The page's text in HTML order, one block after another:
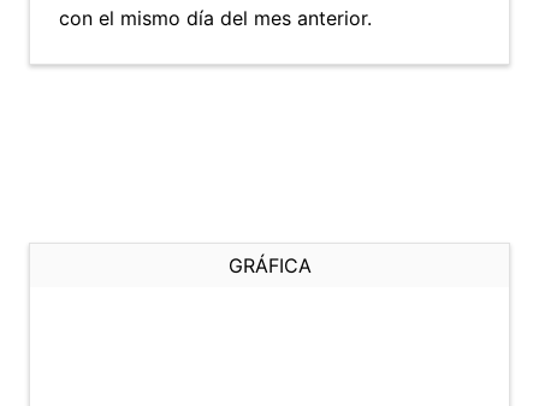
con el mismo día del mes anterior.
GRÁFICA